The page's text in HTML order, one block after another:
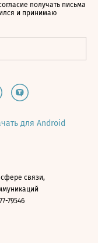
получать письма
и принимаю
для Android
связи,
79546